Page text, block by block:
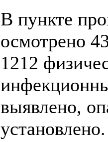
В пункте
осмотрено
1212
выявлено,
установлено.